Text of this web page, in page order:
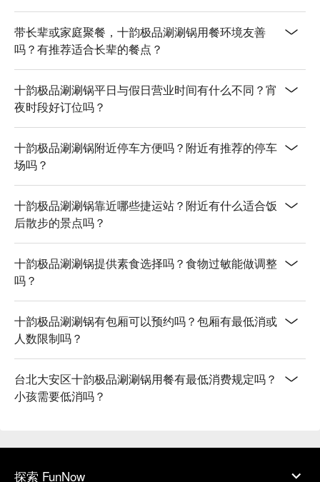
带长辈或家庭聚餐，十韵极品涮涮锅用餐环境友善
吗？有推荐适合长辈的餐点？
十韵极品涮涮锅平日与假日营业时间有什么不同？宵
夜时段好订位吗？
十韵极品涮涮锅附近停车方便吗？附近有推荐的停车
场吗？
十韵极品涮涮锅靠近哪些捷运站？附近有什么适合饭
后散步的景点吗？
十韵极品涮涮锅提供素食选择吗？食物过敏能做调整
吗？
十韵极品涮涮锅有包厢可以预约吗？包厢有最低消或
人数限制吗？
台北大安区十韵极品涮涮锅用餐有最低消费规定吗？
小孩需要低消吗？
探索 FunNow